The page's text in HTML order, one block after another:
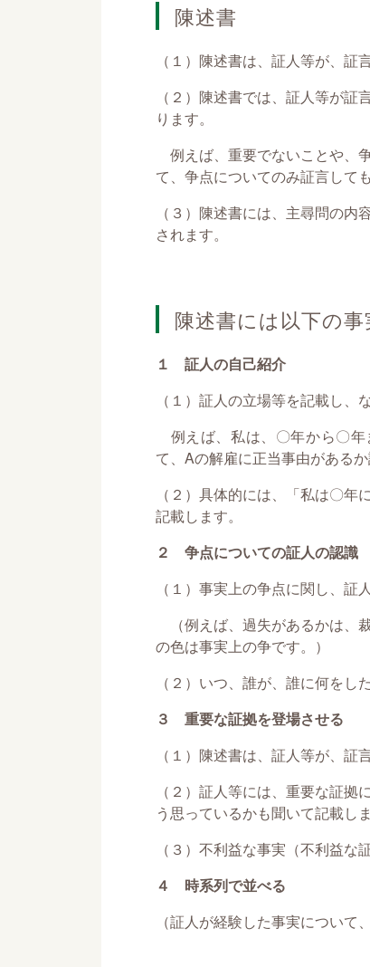
陳述書
（１）陳述書は、証人等が、証
（２）陳述書では、証人等が
ります。
例えば、重要でないことや、
て、争点についてのみ証言して
（３）陳述書には、主尋問の
されます。
陳述書には以下の事
１ 証人の自己紹介
（１）証人の立場等を記載し、
例えば、私は、〇年から〇
て、Aの解雇に正当事由がある
（２）具体的には、「私は〇
記載します。
２ 争点についての証人の認識
（１）事実上の争点に関し、証
（例えば、過失があるかは、
の色は事実上の争です。）
（２）いつ、誰が、誰に何をし
３ 重要な証拠を登場させる
（１）陳述書は、証人等が、証
（２）証人等には、重要な証
う思っているかも聞いて記載しま
（３）不利益な事実（不利益な
４ 時系列で並べる
（証人が経験した事実について